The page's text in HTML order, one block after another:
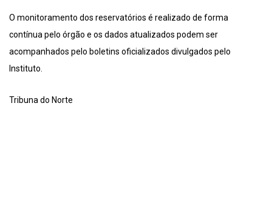
O monitoramento dos reservatórios é realizado de forma
contínua pelo órgão e os dados atualizados podem ser
acompanhados pelo boletins oficializados divulgados pelo
Instituto.
Tribuna do Norte